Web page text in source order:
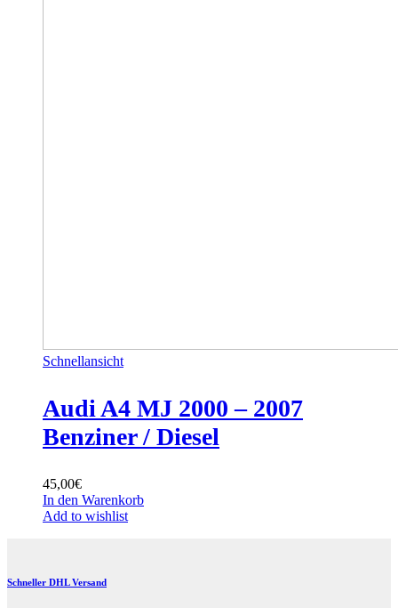
Schnellansicht
Audi A4 MJ 2000 – 2007
Benziner / Diesel
45,00€
In den Warenkorb
Add to wishlist
Schneller DHL Versand